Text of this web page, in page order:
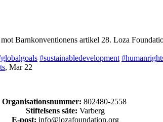
Barnkonventionens artikel 28. Loza
#sustainabledevelopment
, Mar 22
Organisationsnummer: 802480-2558
Stiftelsens säte: Varberg
E-post: info@lozafoundation.org